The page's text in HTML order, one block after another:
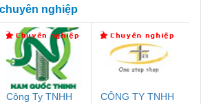
nghiệp
Công Ty TNHH
CÔNG TY TNHH